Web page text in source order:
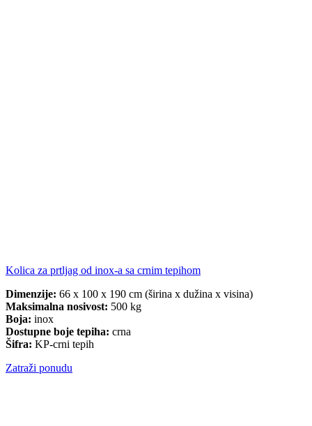
Kolica za prtljag od inox-a sa crnim tepihom
Dimenzije: 66 x 100 x 190 cm (širina x dužina x visina)
Maksimalna nosivost: 500 kg
Boja: inox
Dostupne boje tepiha: crna
Šifra: KP-crni tepih
Zatraži ponudu